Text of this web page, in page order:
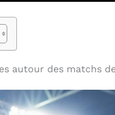
autour des matchs